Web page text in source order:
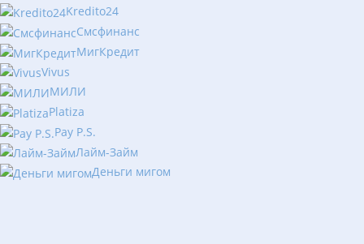
Kredito24
Смсфинанс
МигКредит
Vivus
МИЛИ
Platiza
Pay P.S.
Лайм-Займ
Деньги мигом